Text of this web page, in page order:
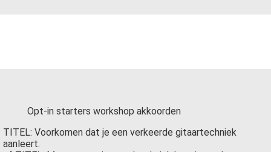
Opt-in starters workshop akkoorden
TITEL: Voorkomen dat je een verkeerde gitaartechniek
aanleert.